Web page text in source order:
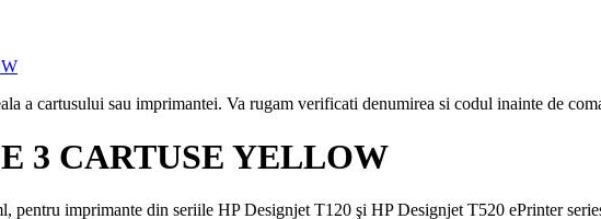
a cartusului sau imprimantei. Va rugam verificati denumirea si codul inainte de
3 CARTUSE YELLOW
pentru imprimante din seriile HP Designjet T120 şi HP Designjet T520 ePrinter